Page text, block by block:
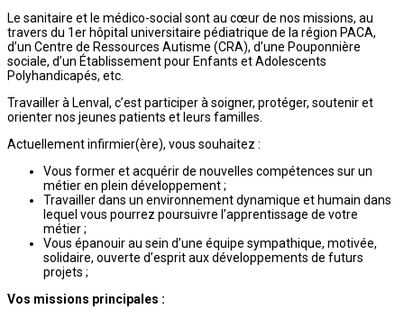
Le sanitaire et le médico-social sont au cœur de nos missions, au
travers du 1er hôpital universitaire pédiatrique de la région PACA,
d’un Centre de Ressources Autisme (CRA), d’une Pouponnière
sociale, d’un Établissement pour Enfants et Adolescents
Polyhandicapés, etc.
Travailler à Lenval, c’est participer à soigner, protéger, soutenir et
orienter nos jeunes patients et leurs familles.
Actuellement infirmier(ère), vous souhaitez :
Vous former et acquérir de nouvelles compétences sur un
métier en plein développement ;
Travailler dans un environnement dynamique et humain dans
lequel vous pourrez poursuivre l’apprentissage de votre
métier ;
Vous épanouir au sein d’une équipe sympathique, motivée,
solidaire, ouverte d’esprit aux développements de futurs
projets ;
Vos missions principales :